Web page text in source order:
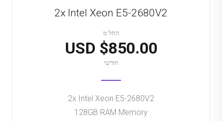
2x Intel Xeon E5-2680V2
החל מ
$850.00 USD
חודשי
2x Intel Xeon E5-2680V2
128GB RAM Memory